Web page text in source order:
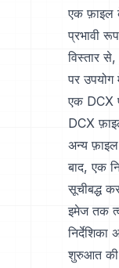
एक फ़ाइल
प्रभावी
विस्तार
पर
एक DCX
DCX
अन्य
बाद, एक
सूचीबद्ध
इमेज तक
शुरुआत की